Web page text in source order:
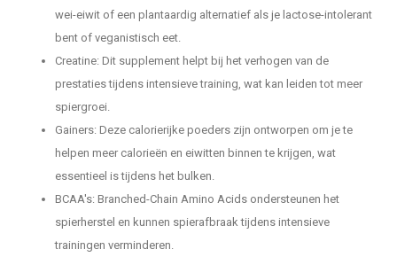
wei-eiwit of een plantaardig alternatief als je lactose-intolerant
bent of veganistisch eet.
Creatine: Dit supplement helpt bij het verhogen van de
prestaties tijdens intensieve training, wat kan leiden tot meer
spiergroei.
Gainers: Deze calorierijke poeders zijn ontworpen om je te
helpen meer calorieën en eiwitten binnen te krijgen, wat
essentieel is tijdens het bulken.
BCAA's: Branched-Chain Amino Acids ondersteunen het
spierherstel en kunnen spierafbraak tijdens intensieve
trainingen verminderen.